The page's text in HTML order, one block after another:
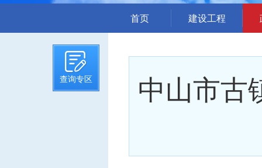
查询专区
首页 建设工程
招标文件提前公示
招标公告
答疑、澄清
中标信息
中山市古